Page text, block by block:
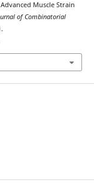
Muscle Strain
of Combinatorial